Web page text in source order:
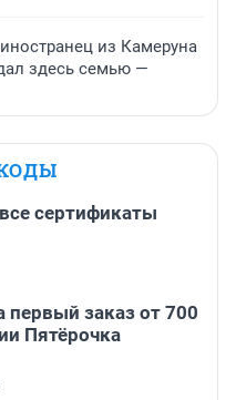
из Камеруна
здесь семью —
сертификаты
первый заказ от 700
Пятёрочка